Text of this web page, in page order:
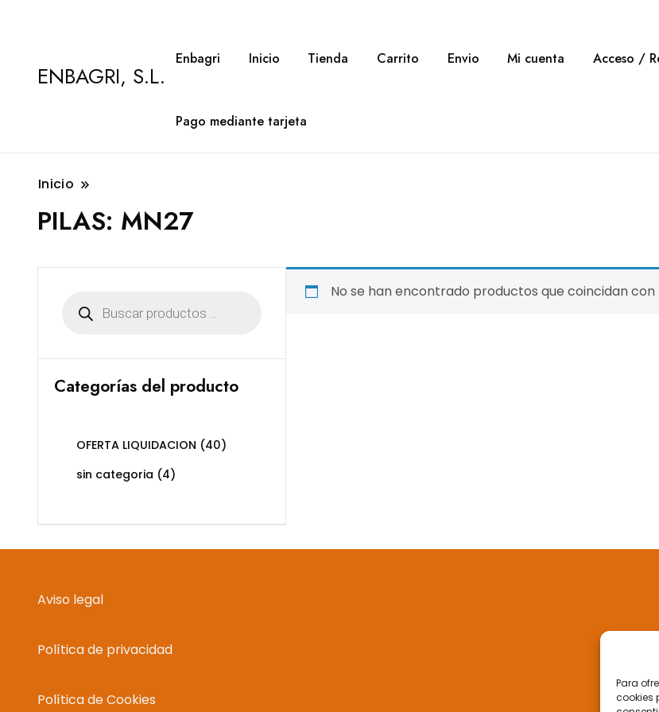
Para
cookies
ENBAGRI, S.L.
Enbagri Inicio Tienda Carrito Envio Mi cuenta Acceso /
Pago mediante tarjeta
Inicio
PILAS: MN27
No se han encontrado productos que coincidan con
productos
Categorías del producto
OFERTA LIQUIDACION (40)
sin categoria (4)
Aviso legal
Política de privacidad
Política de Cookies